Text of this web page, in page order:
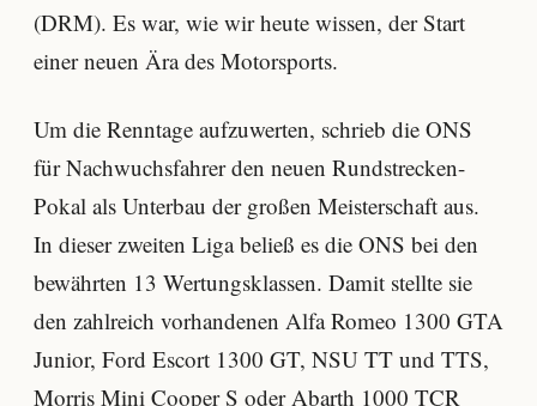
(DRM). Es war, wie wir heute wissen, der Start
einer neuen Ära des Motorsports.
Um die Renntage aufzuwerten, schrieb die ONS
für Nachwuchsfahrer den neuen Rundstrecken-
Pokal als Unterbau der großen Meisterschaft aus.
In dieser zweiten Liga beließ es die ONS bei den
bewährten 13 Wertungsklassen. Damit stellte sie
den zahlreich vorhandenen Alfa Romeo 1300 GTA
Junior, Ford Escort 1300 GT, NSU TT und TTS,
Morris Mini Cooper S oder Abarth 1000 TCR